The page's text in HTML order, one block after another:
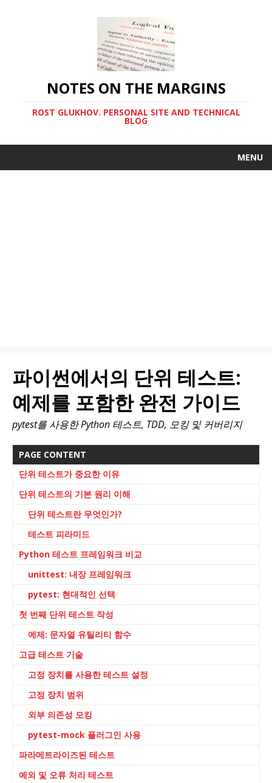
NOTES ON THE MARGINS
ROST GLUKHOV. PERSONAL SITE AND TECHNICAL
BLOG
MENU
파이썬에서의 단위 테스트:
예제를 포함한 완전 가이드
pytest를 사용한 Python 테스트, TDD, 모킹 및 커버리지
PAGE CONTENT
단위 테스트가 중요한 이유
단위 테스트의 기본 원리 이해
단위 테스트란 무엇인가?
테스트 피라미드
Python 테스트 프레임워크 비교
unittest: 내장 프레임워크
pytest: 현대적인 선택
첫 번째 단위 테스트 작성
예제: 문자열 유틸리티 함수
고급 테스트 기술
고정 장치를 사용한 테스트 설정
고정 장치 범위
외부 의존성 모킹
pytest-mock 플러그인 사용
파라메트라이즈된 테스트
예외 및 오류 처리 테스트